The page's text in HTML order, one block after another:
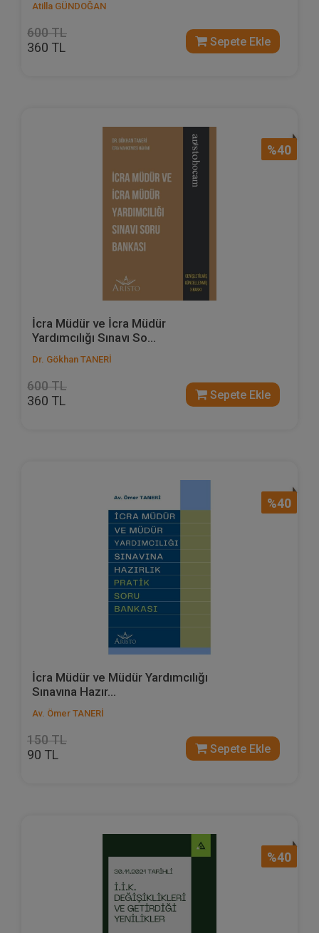
Atilla GÜNDOĞAN
600 TL
360 TL Sepete Ekle
%40
İcra Müdür ve İcra Müdür
Yardımcılığı Sınavı So...
Dr. Gökhan TANERİ
600 TL
360 TL Sepete Ekle
%40
İcra Müdür ve Müdür Yardımcılığı
Sınavına Hazır...
Av. Ömer TANERİ
150 TL
90 TL Sepete Ekle
%40